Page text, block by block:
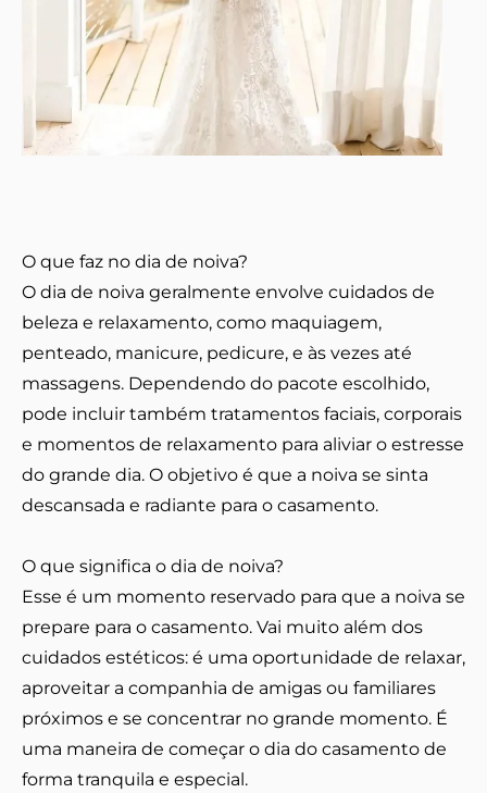
O que faz no dia de noiva?
O dia de noiva geralmente envolve cuidados de
beleza e relaxamento, como maquiagem,
penteado, manicure, pedicure, e às vezes até
massagens. Dependendo do pacote escolhido,
pode incluir também tratamentos faciais, corporais
e momentos de relaxamento para aliviar o estresse
do grande dia. O objetivo é que a noiva se sinta
descansada e radiante para o casamento.
O que significa o dia de noiva?
Esse é um momento reservado para que a noiva se
prepare para o casamento. Vai muito além dos
cuidados estéticos: é uma oportunidade de relaxar,
aproveitar a companhia de amigas ou familiares
próximos e se concentrar no grande momento. É
uma maneira de começar o dia do casamento de
forma tranquila e especial.